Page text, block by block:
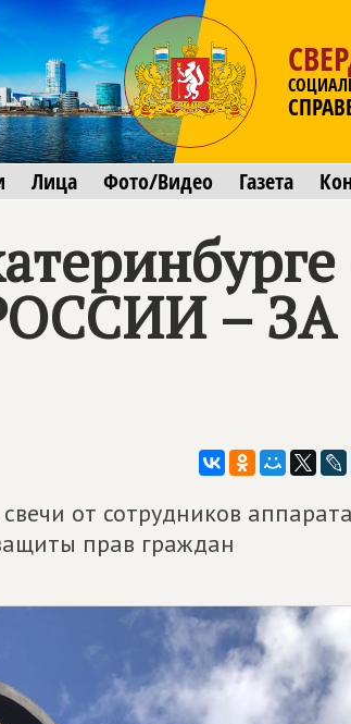
Лица Фото/Видео Газета
–
от сотрудников аппарата
прав граждан